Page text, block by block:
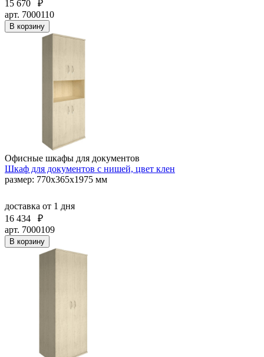
15 670
₽
арт. 7000110
В корзину
Офисные шкафы для документов
Шкаф для документов с нишей, цвет клен
размер: 770х365х1975 мм
доставка от 1 дня
16 434
₽
арт. 7000109
В корзину